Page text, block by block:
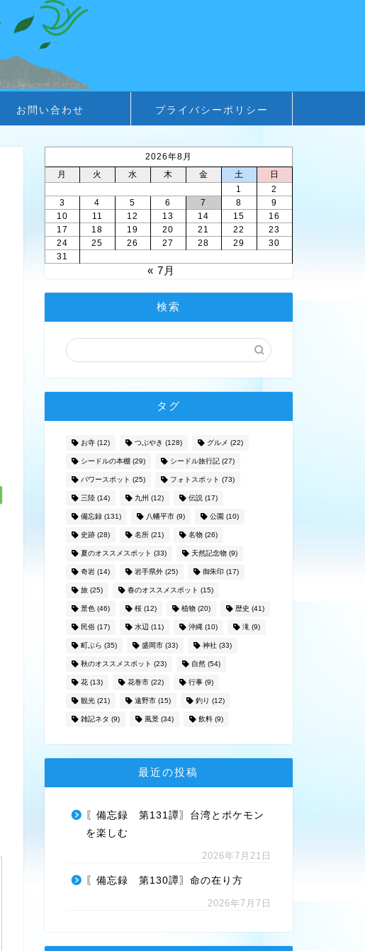
お問い合わせ プライバシーポリシー
2026年8月
月
火 水 木 金 土
日
1
2
3
4 5 6 7 8
9
10
11 12 13 14 15
16
17
18 19 20 21 22
23
24
25 26 27 28 29
30
31
« 7月
検索
タグ
お寺(12) つぶやき (128) グルメ (22)
シードルの本棚(29) シードル旅行記(27)
パワースポット (25) フォトスポット (73)
三陸(14) 九州 (12) 伝説(17)
備忘録(131) 八幡平市(9) 公園 (10)
史跡(28) 名所(21) 名物(26)
夏のオススメスポット (33) 天然記念物(9)
奇岩(14) 岩手県外(25) 御朱印 (17)
旅(25) 春のオススメスポット (15)
景色(46) 桜(12) 植物(20) 歴史 (41)
民俗(17) 水辺 (11) 沖縄(10) 滝(9)
町ぶら (35) 盛岡市(33) 神社(33)
秋のオススメスポット (23) 自然(54)
花(13) 花巻市(22) 行事(9)
観光(21) 遠野市(15) 釣り (12)
雑記ネタ (9) 風景(34) 飲料(9)
最近の投稿
〖備忘録 第131譚〗台湾とポケモン
を楽しむ
2026年7月21日
〖備忘録 第130譚〗命の在り方
2026年7月7日